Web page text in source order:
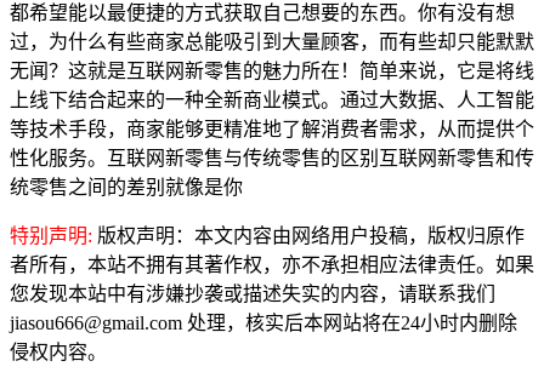
都希望能以最便捷的方式获取自己想要的东西。你有没有想
过，为什么有些商家总能吸引到大量顾客，而有些却只能默默
无闻？这就是互联网新零售的魅力所在！简单来说，它是将线
上线下结合起来的一种全新商业模式。通过大数据、人工智能
等技术手段，商家能够更精准地了解消费者需求，从而提供个
性化服务。互联网新零售与传统零售的区别互联网新零售和传
统零售之间的差别就像是你
特别声明: 版权声明：本文内容由网络用户投稿，版权归原作
者所有，本站不拥有其著作权，亦不承担相应法律责任。如果
您发现本站中有涉嫌抄袭或描述失实的内容，请联系我们
jiasou666@gmail.com 处理，核实后本网站将在24小时内删除
侵权内容。